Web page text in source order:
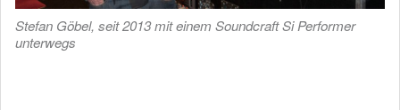
Stefan Göbel, seit 2013 mit einem Soundcraft Si Performer
unterwegs